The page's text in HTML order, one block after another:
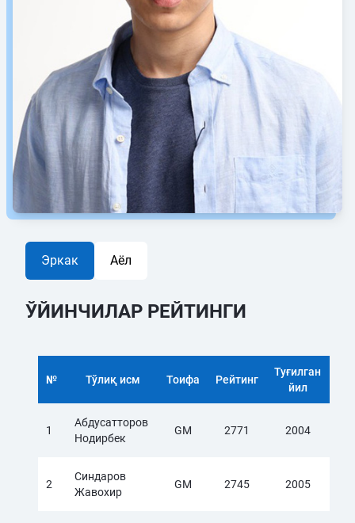
Эркак Аёл
ЎЙИНЧИЛАР РЕЙТИНГИ
№ Тўлиқ исм Тоифа Рейтинг
Туғилган
йил
1
Абдусатторов
Нодирбек
GM 2771 2004
2
Синдаров
Жавохир
GM 2745 2005